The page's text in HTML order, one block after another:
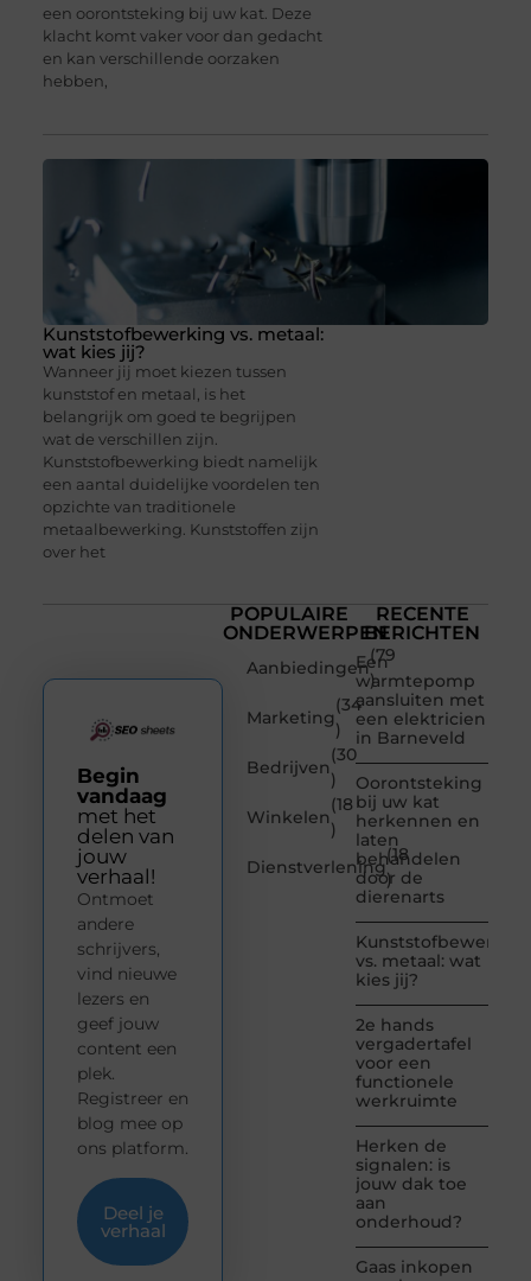
een oorontsteking bij uw kat. Deze
klacht komt vaker voor dan gedacht
en kan verschillende oorzaken
hebben,
Kunststofbewerking vs. metaal:
wat kies jij?
Wanneer jij moet kiezen tussen
kunststof en metaal, is het
belangrijk om goed te begrijpen
wat de verschillen zijn.
Kunststofbewerking biedt namelijk
een aantal duidelijke voordelen ten
opzichte van traditionele
metaalbewerking. Kunststoffen zijn
over het
POPULAIRE
ONDERWERPEN
Aanbiedingen
(79
)
Marketing
(34
)
Bedrijven
(30
)
Winkelen
(18
)
Dienstverlening
(18
)
RECENTE
BERICHTEN
Een
warmtepomp
aansluiten met
een elektricien
in Barneveld
Oorontsteking
bij uw kat
herkennen en
laten
behandelen
door de
dierenarts
vs. metaal: wat
kies jij?
2e hands
vergadertafel
voor een
functionele
werkruimte
Herken de
signalen: is
jouw dak toe
aan
onderhoud?
Gaas inkopen
Begin
vandaag
met het
delen van
jouw
verhaal!
Ontmoet
andere
schrijvers,
vind nieuwe
lezers en
geef jouw
content een
plek.
Registreer en
blog mee op
ons platform.
Deel je
verhaal